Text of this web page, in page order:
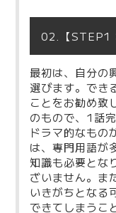
02.【STEP1
最初は、自分の
選びます。でき
ことをお勧め致
のもので、1話
ドラマ的なもの
は、専門用語が
知識も必要とな
ざいません。ま
いきがちとなる
できてしまうこ